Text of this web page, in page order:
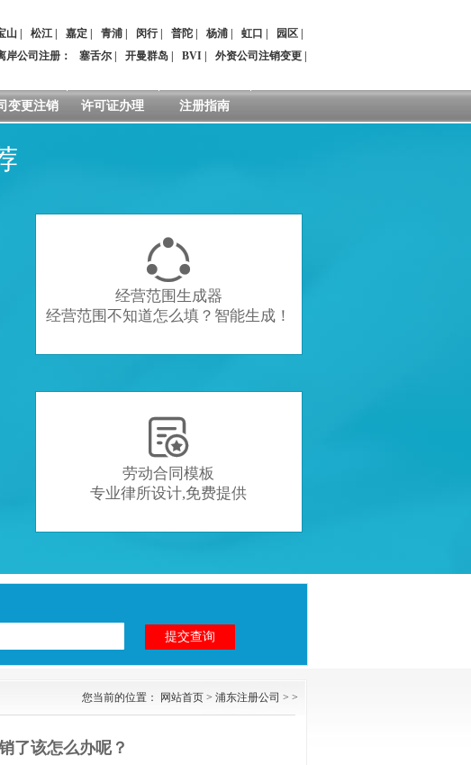
山 松江 嘉定 青浦 闵行| 普陀 杨浦 虹口 园区
岸公司注册 ： 塞舌尔 开曼群岛 BVI 外资公司注销变更
变更注销 许可证办理 注册指南

经营范围生成器
经营范围不知道怎么填？智能生成！

劳动合同模板
专业律所设计,免费提供
您当前的位置： 网站首页 > 浦东注册公司 > >
了该怎么办呢？